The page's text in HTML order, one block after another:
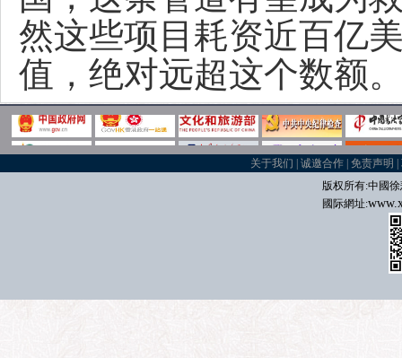
然这些项目耗资近百亿
值，绝对远超这个数额
关于我们 |诚邀合作 |免责声明 |
版权所有:中國
國际網址: